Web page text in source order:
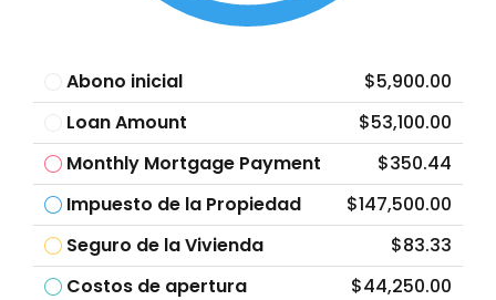
Abono inicial
$5,900.00
Loan Amount
$53,100.00
Monthly Mortgage Payment
$350.44
Impuesto de la Propiedad
$147,500.00
Seguro de la Vivienda
$83.33
Costos de apertura
$44,250.00